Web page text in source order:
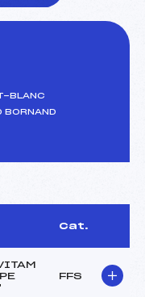
BLANC
Cat.
FFS